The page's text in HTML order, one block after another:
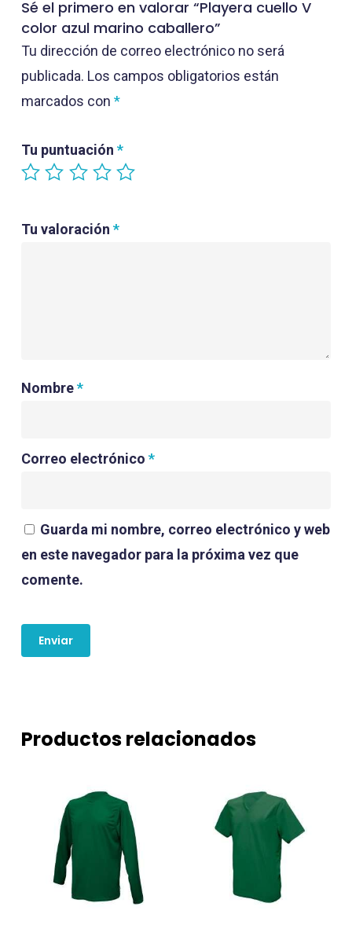
Sé el primero en valorar “Playera cuello V
color azul marino caballero”
Tu dirección de correo electrónico no será
publicada. Los campos obligatorios están
marcados con *
Tu puntuación *
Tu valoración *
Nombre*
Correo electrónico *
Guarda mi nombre, correo electrónico y web
en este navegador para la próxima vez que
comente.
Productos relacionados